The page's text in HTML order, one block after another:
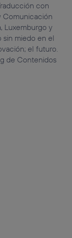
con
Comunicación
Luxemburgo y
sin miedo en el
el futuro.
de Contenidos